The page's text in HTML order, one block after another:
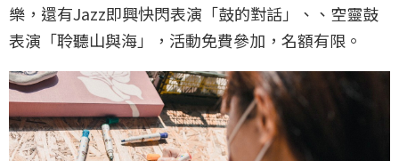
樂，還有Jazz即興快閃表演「鼓的對話」、、空靈鼓
表演「聆聽山與海」，活動免費參加，名額有限。